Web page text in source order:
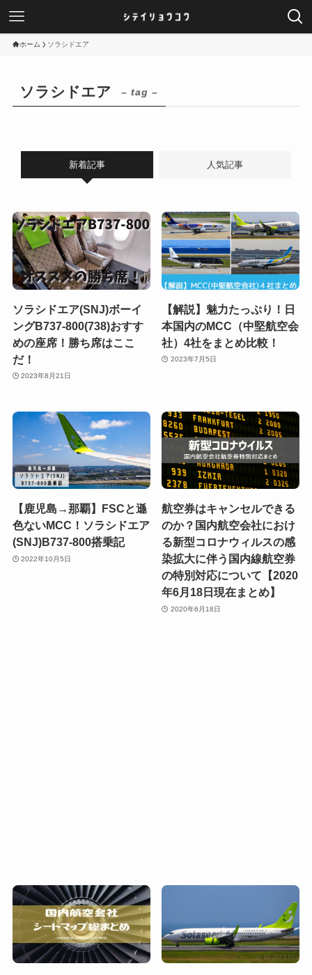
ホーム ソラシドエア
ソラシドエア – tag –
新着記事 人気記事
ソラシドエア(SNJ)ボーイ
ングB737-800(738)おすす
めの座席！勝ち席はここ
だ！
2023年8月21日
【解説】魅力たっぷり！日
本国内のMCC（中堅航空会
社）4社をまとめ比較！
2023年7月5日
【鹿児島→那覇】FSCと遜
色ないMCC！ソラシドエア
(SNJ)B737-800搭乗記
2022年10月5日
航空券はキャンセルできる
のか？国内航空会社におけ
る新型コロナウィルスの感
染拡大に伴う国内線航空券
の特別対応について【2020
年6月18日現在まとめ】
2020年6月18日